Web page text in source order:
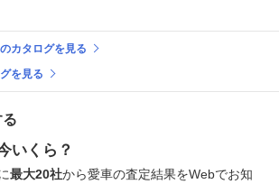
カタログを見る
を見る
いくら？
最大20社から愛車の査定結果をWebでお知